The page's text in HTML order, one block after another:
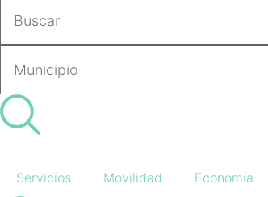
Servicios Movilidad Economía